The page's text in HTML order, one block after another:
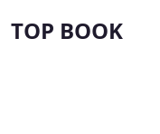
TOP BOOK